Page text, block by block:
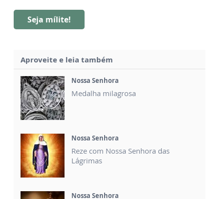
Seja mílite!
Aproveite e leia também
Nossa Senhora
Medalha milagrosa
Nossa Senhora
Reze com Nossa Senhora das
Lágrimas
Nossa Senhora